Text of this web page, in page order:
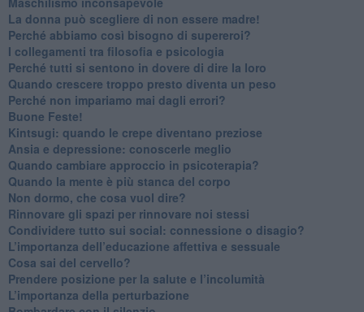
​La donna può scegliere di non essere madre!
​Perché abbiamo così bisogno di supereroi?
​I collegamenti tra filosofia e psicologia
​Perché tutti si sentono in dovere di dire la loro
​Quando crescere troppo presto diventa un peso
​Perché non impariamo mai dagli errori?
​Buone Feste!
​Kintsugi: quando le crepe diventano preziose
Ansia e depressione: conoscerle meglio
Quando cambiare approccio in psicoterapia?
​Quando la mente è più stanca del corpo
Non dormo, che cosa vuol dire?
​Rinnovare gli spazi per rinnovare noi stessi
​Condividere tutto sui social: connessione o disagio?
​L’importanza dell’educazione affettiva e sessuale
​Cosa sai del cervello?
Prendere posizione per la salute e l’incolumità
L’importanza della perturbazione